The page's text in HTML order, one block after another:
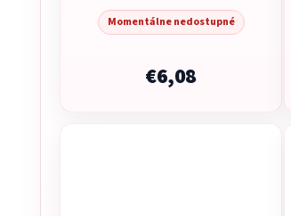
Momentálne nedostupné
€6,08